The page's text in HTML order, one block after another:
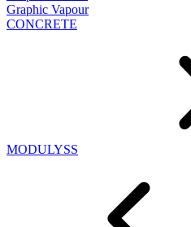
Graphic Vapour
CONCRETE
MODULYSS